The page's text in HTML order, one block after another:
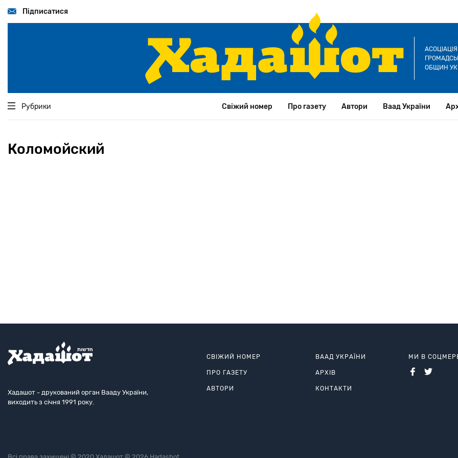
основногоПідписатися
ОБЩИН
Рубрики Свіжий номер Про газету Автори Ваад України
Коломойский
Хадашот - друкований орган Вааду України,
виходить з січня 1991 року.
СВІЖИЙ НОМЕР
ПРО ГАЗЕТУ
АВТОРИ
ВААД УКРАЇНИ
АРХІВ
КОНТАКТИ
МИ В